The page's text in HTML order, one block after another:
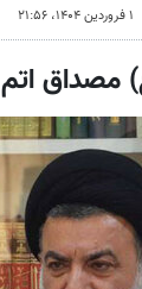
۱ فروردین ۱۴۰۴، ۲۱:۵۶
مصداق